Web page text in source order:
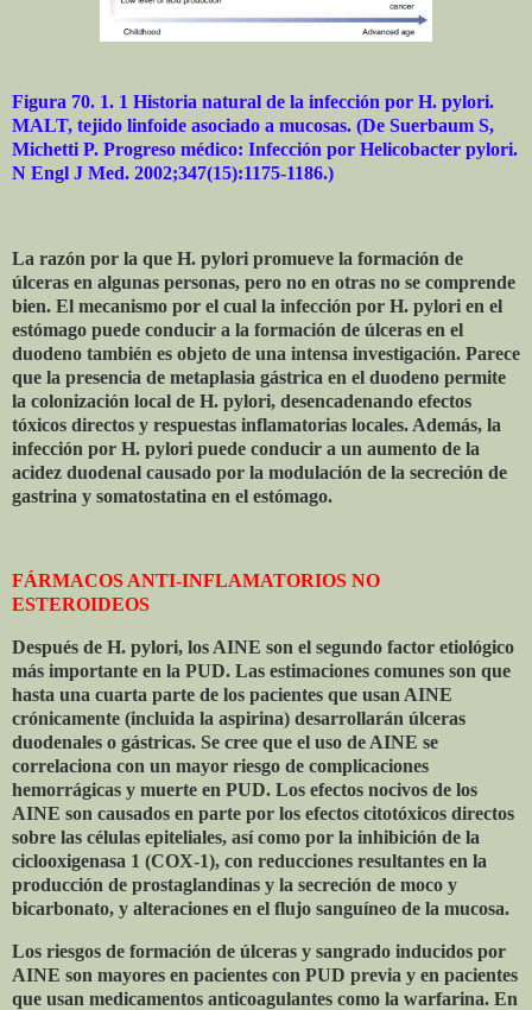
Figura 70. 1. 1 Historia natural de la infección por H. pylori.
MALT, tejido linfoide asociado a mucosas. (De Suerbaum S,
Michetti P. Progreso médico: Infección por Helicobacter pylori.
N Engl J Med. 2002;347(15):1175-1186.)
La razón por la que H. pylori promueve la formación de
úlceras en algunas personas, pero no en otras no se comprende
bien. El mecanismo por el cual la infección por H. pylori en el
estómago puede conducir a la formación de úlceras en el
duodeno también es objeto de una intensa investigación. Parece
que la presencia de metaplasia gástrica en el duodeno permite
la colonización local de H. pylori, desencadenando efectos
tóxicos directos y respuestas inflamatorias locales. Además, la
infección por H. pylori puede conducir a un aumento de la
acidez duodenal causado por la modulación de la secreción de
gastrina y somatostatina en el estómago.
FÁRMACOS ANTI-INFLAMATORIOS NO
ESTEROIDEOS
Después de H. pylori, los AINE son el segundo factor etiológico
más importante en la PUD. Las estimaciones comunes son que
hasta una cuarta parte de los pacientes que usan AINE
crónicamente (incluida la aspirina) desarrollarán úlceras
duodenales o gástricas. Se cree que el uso de AINE se
correlaciona con un mayor riesgo de complicaciones
hemorrágicas y muerte en PUD. Los efectos nocivos de los
AINE son causados en parte por los efectos citotóxicos directos
sobre las células epiteliales, así como por la inhibición de la
ciclooxigenasa 1 (COX-1), con reducciones resultantes en la
producción de prostaglandinas y la secreción de moco y
bicarbonato, y alteraciones en el flujo sanguíneo de la mucosa.
Los riesgos de formación de úlceras y sangrado inducidos por
AINE son mayores en pacientes con PUD previa y en pacientes
que usan medicamentos anticoagulantes como la warfarina. En